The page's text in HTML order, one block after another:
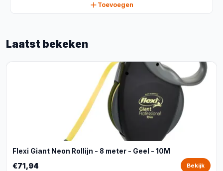
Toevoegen
Laatst bekeken
Flexi Giant Neon Rollijn - 8 meter - Geel - 10M
€71,94 Bekijk